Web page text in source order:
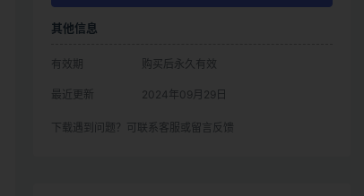
其他信息
有效期 购买后永久有效
最近更新 2024年09月29日
下载遇到问题？可联系客服或留言反馈